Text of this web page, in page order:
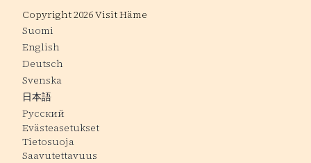
Copyright 2026 Visit Häme
Suomi
English
Deutsch
Svenska
日本語
Русский
Evästeasetukset
Tietosuoja
Saavutettavuus